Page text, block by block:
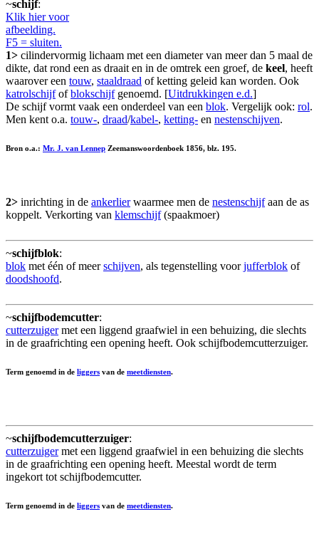
~schijf:
Klik hier voor
afbeelding.
F5 = sluiten.
1> cilindervormig lichaam met een diameter van meer dan 5 maal de
dikte, dat rond een as draait en in de omtrek een groef, de keel, heeft
waarover een touw, staaldraad of ketting geleid kan worden. Ook
katrolschijfofblokschijfgenoemd. [Uitdrukkingen e.d.]
De schijf vormt vaak een onderdeel van een blok. Vergelijk ook: rol.
Men kent o.a. touw-, draad/kabel-, ketting- en nestenschijven.
Bron o.a.: Mr. J. van Lennep Zeemanswoordenboek 1856, blz. 195.
2> inrichting in de ankerlierwaarmee men de nestenschijfaan de as
koppelt. Verkorting van klemschijf(spaakmoer)
~schijfblok:
blok met één of meerschijven, als tegenstelling voorjufferblok of
doodshoofd.
~schijfbodemcutter:
cutterzuigermet een liggend graafwiel in een behuizing, die slechts
in de graafrichting een opening heeft. Ook schijfbodemcutterzuiger.
Term genoemd in de liggers van de meetdiensten.
~schijfbodemcutterzuiger:
cutterzuigermet een liggend graafwiel in een behuizing die slechts
in de graafrichting een opening heeft. Meestal wordt de term
ingekort tot schijfbodemcutter.
Term genoemd in de liggers van de meetdiensten.